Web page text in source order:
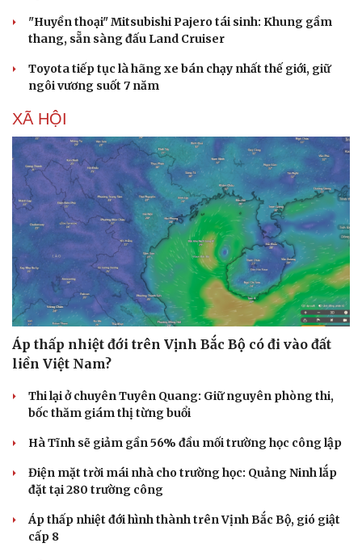
Sức khỏe
Dinh dưỡng - món ngon
Cây thuốc
Sản phụ khoa
Nhi khoa
Nam khoa
Làm đẹp - giảm cân
Ăn sạch sống khỏe
Đời sống
Nhà đẹp
Blog
Tình yêu - Gia đình
"Huyền thoại" Mitsubishi Pajero tái sinh: Khung gầm
thang, sẵn sàng đấu Land Cruiser
Toyota tiếp tục là hãng xe bán chạy nhất thế giới, giữ
ngôi vương suốt 7 năm
XÃ HỘI
Áp thấp nhiệt đới trên Vịnh Bắc Bộ có đi vào đất
liền Việt Nam?
Thi lại ở chuyên Tuyên Quang: Giữ nguyên phòng thi,
bốc thăm giám thị từng buổi
Hà Tĩnh sẽ giảm gần 56% đầu mối trường học công lập
Điện mặt trời mái nhà cho trường học: Quảng Ninh lắp
đặt tại 280 trường công
Áp thấp nhiệt đới hình thành trên Vịnh Bắc Bộ, gió giật
cấp 8